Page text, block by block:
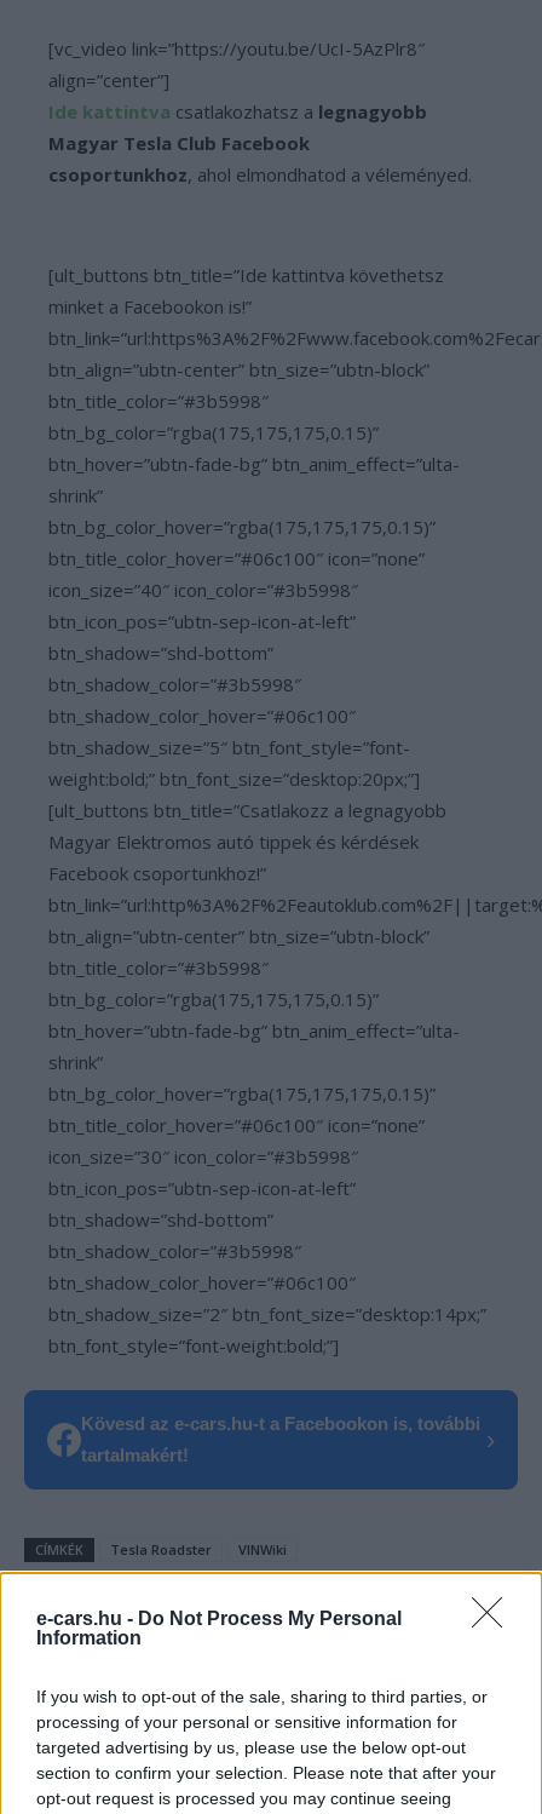
e-cars.hu - Do Not Process My Personal
Information
If you wish to opt-out of the sale, sharing to third parties, or
processing of your personal or sensitive information for
targeted advertising by us, please use the below opt-out
section to confirm your selection. Please note that after your
opt-out request is processed you may continue seeing
[vc_video link=”https://youtu.be/UcI-5AzPlr8″
align=”center”]
Ide kattintva csatlakozhatsz a legnagyobb
Magyar Tesla Club Facebook
csoportunkhoz, ahol elmondhatod a véleményed.
[ult_buttons btn_title=”Ide kattintva követhetsz
minket a Facebookon is!”
btn_align=”ubtn-center” btn_size=”ubtn-block”
btn_title_color=”#3b5998″
btn_bg_color=”rgba(175,175,175,0.15)”
btn_hover=”ubtn-fade-bg” btn_anim_effect=”ulta-
shrink”
btn_bg_color_hover=”rgba(175,175,175,0.15)”
btn_title_color_hover=”#06c100″ icon=”none”
icon_size=”40″ icon_color=”#3b5998″
btn_icon_pos=”ubtn-sep-icon-at-left”
btn_shadow=”shd-bottom”
btn_shadow_color=”#3b5998″
btn_shadow_color_hover=”#06c100″
btn_shadow_size=”5″ btn_font_style=”font-
weight:bold;” btn_font_size=”desktop:20px;”]
[ult_buttons btn_title=”Csatlakozz a legnagyobb
Magyar Elektromos autó tippek és kérdések
Facebook csoportunkhoz!”
btn_align=”ubtn-center” btn_size=”ubtn-block”
btn_title_color=”#3b5998″
btn_bg_color=”rgba(175,175,175,0.15)”
btn_hover=”ubtn-fade-bg” btn_anim_effect=”ulta-
shrink”
btn_bg_color_hover=”rgba(175,175,175,0.15)”
btn_title_color_hover=”#06c100″ icon=”none”
icon_size=”30″ icon_color=”#3b5998″
btn_icon_pos=”ubtn-sep-icon-at-left”
btn_shadow=”shd-bottom”
btn_shadow_color=”#3b5998″
btn_shadow_color_hover=”#06c100″
btn_shadow_size=”2″ btn_font_size=”desktop:14px;”
btn_font_style=”font-weight:bold;”]
Kövesd az e-cars.hu-t a Facebookon is, további
tartalmakért!
›
CÍMKÉK Tesla Roadster VINWiki